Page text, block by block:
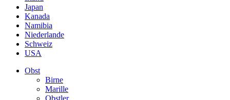
Japan
Kanada
Namibia
Niederlande
Schweiz
USA
Obst
Birne
Marille
Obstler